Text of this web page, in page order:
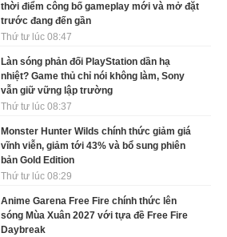
thời điểm công bố gameplay mới và mở đặt
trước đang đến gần
Thứ tư lúc 08:47
Làn sóng phản đối PlayStation dần hạ
nhiệt? Game thủ chỉ nói không làm, Sony
vẫn giữ vững lập trường
Thứ tư lúc 08:37
Monster Hunter Wilds chính thức giảm giá
vĩnh viễn, giảm tới 43% và bổ sung phiên
bản Gold Edition
Thứ tư lúc 08:29
Anime Garena Free Fire chính thức lên
sóng Mùa Xuân 2027 với tựa đề Free Fire
Daybreak